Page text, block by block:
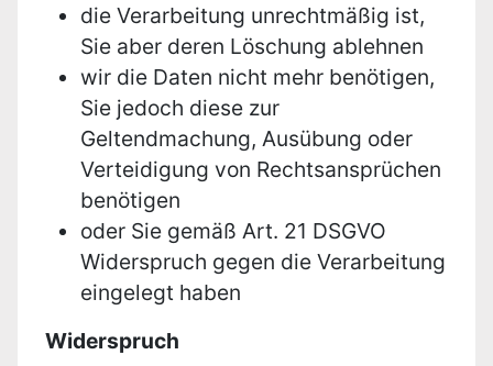
die Verarbeitung unrechtmäßig ist,
Sie aber deren Löschung ablehnen
wir die Daten nicht mehr benötigen,
Sie jedoch diese zur
Geltendmachung, Ausübung oder
Verteidigung von Rechtsansprüchen
benötigen
oder Sie gemäß Art. 21 DSGVO
Widerspruch gegen die Verarbeitung
eingelegt haben
Widerspruch